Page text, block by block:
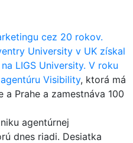
cez 20 rokov.
University v UK získal
LIGS University. V roku
Visibility, ktorá má
Prahe a zamestnáva 100
agentúrnej
dnes riadi. Desiatka